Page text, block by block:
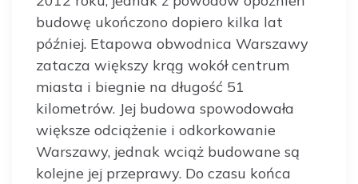
budowę ukończono dopiero kilka lat
później. Etapowa obwodnica Warszawy
zatacza większy krąg wokół centrum
miasta i biegnie na długość 51
kilometrów. Jej budowa spowodowała
większe odciążenie i odkorkowanie
Warszawy, jednak wciąż budowane są
kolejne jej przeprawy. Do czasu końca